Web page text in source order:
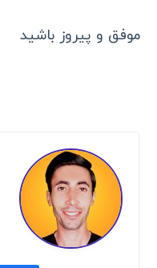
موفق و پیروز باشید